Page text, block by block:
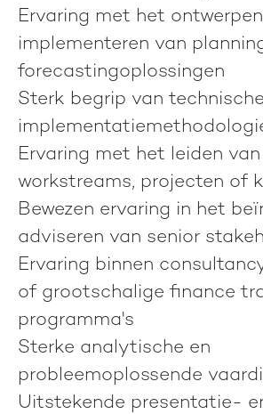
Ervaring met het
implementeren van
forecastingoplossingen
Sterk begrip van technische
Ervaring met het leiden van
workstreams, projecten of
Bewezen ervaring in het
adviseren van senior
Ervaring binnen
of grootschalige finance
programma's
Sterke analytische en
probleemoplossende
Uitstekende presentatie-